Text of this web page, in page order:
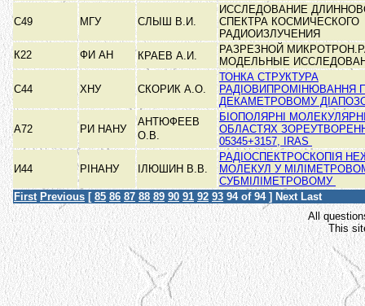
С49 МГУ СЛЫШ В.И.
ИССЛЕДОВАНИЕ
СПЕКТРА КОСМИЧЕСКОГО
РАДИОИЗЛУЧЕНИЯ
К22
ФИ АН КРАЕВ А.И.
РАЗРЕЗНОЙ
МОДЕЛЬНЫЕ
С44 ХНУ СКОРИК А.О.
ТОНКА СТРУКТУРА
РАДІОВИПРОМІНЮВАННЯ
ДЕКАМЕТРОВОМУ
А72 РИ НАНУ
АНТЮФЕЕВ
О.В.
БІОПОЛЯРНІ
ОБЛАСТЯХ
05345+3157, IRAS
И44 РІНАНУ ІЛЮШИН В.В.
РАДІОСПЕКТРОСКОПІЯ
МОЛЕКУЛ У
СУБМІЛІМЕТРОВОМУ
First Previous [ 85 86 87 88 89 90 91 92 93 94of 94 ] Next Last
All
This